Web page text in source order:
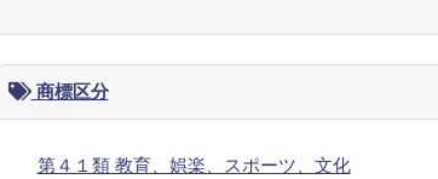
商標区分
第４１類 教育、娯楽、スポーツ、文化